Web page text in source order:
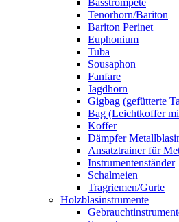
Basstrompete
Tenorhorn/Bariton
Bariton Perinet
Euphonium
Tuba
Sousaphon
Fanfare
Jagdhorn
Gigbag (gefütterte
Bag (Leichtkoffer
Koffer
Dämpfer
Ansatztrainer für
Instrumentenständer
Schalmeien
Tragriemen/Gurte
Holzblasinstrumente